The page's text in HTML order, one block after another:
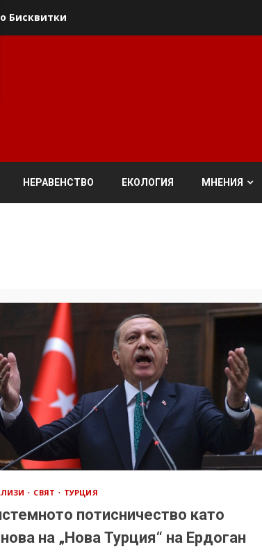
Бисквитки
НЕРАВЕНСТВО ЕКОЛОГИЯ МНЕНИЯ
СВЯТ ТУРЦИЯ
потисничество като
на „Нова Турция“ на Ердоган